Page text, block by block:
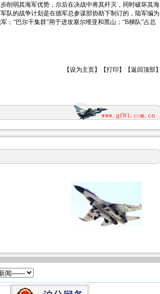
削弱其海军优势，尔后在决战中将其歼灭，同时破坏其海
队的战争计划是在德军总参谋部协助下制订的，陆军编为
；“巴尔干集群”用于进攻塞尔维亚和黑山；“B梯队”占总
【设为主页】【打印 】【返回顶部】